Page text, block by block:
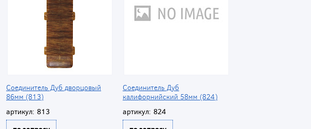
Соединитель Дуб дворцовый
86мм (813)
артикул: 813
Соединитель Дуб
калифорнийский 58мм (824)
артикул: 824